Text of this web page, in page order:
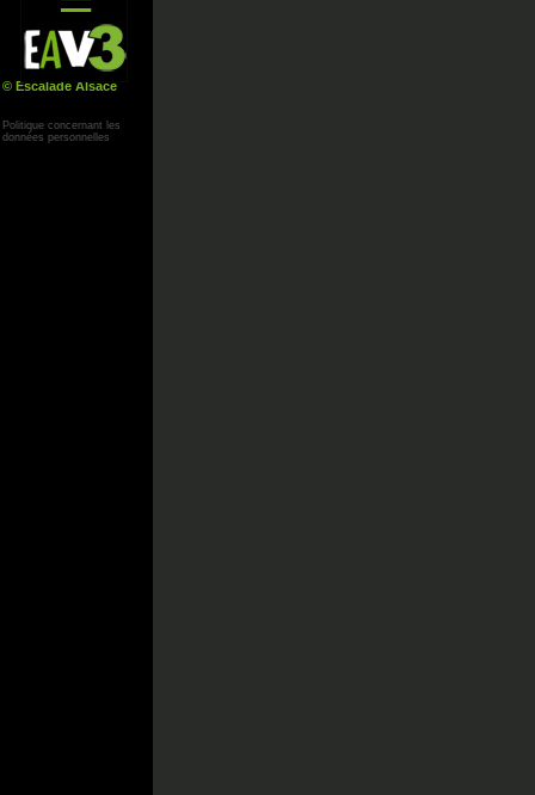
© Escalade Alsace
Politique concernant les
données personnelles